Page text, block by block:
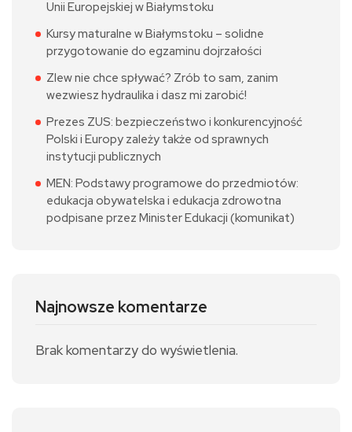
Unii Europejskiej w Białymstoku
Kursy maturalne w Białymstoku – solidne
przygotowanie do egzaminu dojrzałości
Zlew nie chce spływać? Zrób to sam, zanim
wezwiesz hydraulika i dasz mi zarobić!
Prezes ZUS: bezpieczeństwo i konkurencyjność
Polski i Europy zależy także od sprawnych
instytucji publicznych
MEN: Podstawy programowe do przedmiotów:
edukacja obywatelska i edukacja zdrowotna
podpisane przez Minister Edukacji (komunikat)
Najnowsze komentarze
Brak komentarzy do wyświetlenia.